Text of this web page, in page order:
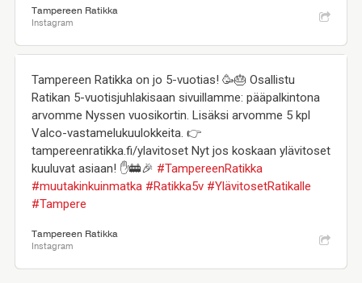
Tampereen Ratikka
Instagram
Tampereen Ratikka on jo 5-vuotias! 🥳🎂 Osallistu
Ratikan 5-vuotisjuhlakisaan sivuillamme: pääpalkintona
arvomme Nyssen vuosikortin. Lisäksi arvomme 5 kpl
Valco-vastamelukuulokkeita. 👉
tampereenratikka.fi/ylavitoset Nyt jos koskaan ylävitoset
kuuluvat asiaan! ✋🚋🎉 #TampereenRatikka
#muutakinkuinmatka #Ratikka5v #YlävitosetRatikalle
#Tampere
Tampereen Ratikka
Instagram